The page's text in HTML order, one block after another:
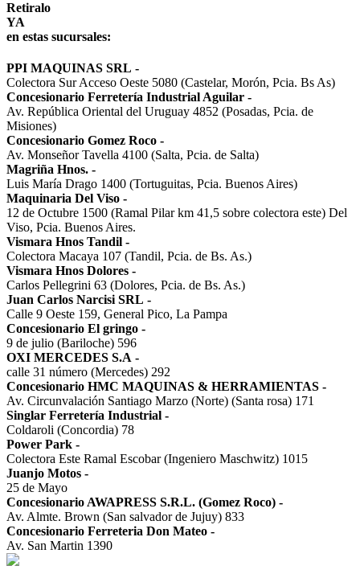
Retiralo
YA
en estas sucursales:
PPI MAQUINAS SRL -
Colectora Sur Acceso Oeste 5080 (Castelar, Morón, Pcia. Bs As)
Concesionario Ferretería Industrial Aguilar -
Av. República Oriental del Uruguay 4852 (Posadas, Pcia. de
Misiones)
Concesionario Gomez Roco -
Av. Monseñor Tavella 4100 (Salta, Pcia. de Salta)
Magriña Hnos. -
Luis María Drago 1400 (Tortuguitas, Pcia. Buenos Aires)
Maquinaria Del Viso -
12 de Octubre 1500 (Ramal Pilar km 41,5 sobre colectora este) Del
Viso, Pcia. Buenos Aires.
Vismara Hnos Tandil -
Colectora Macaya 107 (Tandil, Pcia. de Bs. As.)
Vismara Hnos Dolores -
Carlos Pellegrini 63 (Dolores, Pcia. de Bs. As.)
Juan Carlos Narcisi SRL -
Calle 9 Oeste 159, General Pico, La Pampa
Concesionario El gringo -
9 de julio (Bariloche) 596
OXI MERCEDES S.A -
calle 31 número (Mercedes) 292
Concesionario HMC MAQUINAS & HERRAMIENTAS -
Av. Circunvalación Santiago Marzo (Norte) (Santa rosa) 171
Singlar Ferretería Industrial -
Coldaroli (Concordia) 78
Power Park -
Colectora Este Ramal Escobar (Ingeniero Maschwitz) 1015
Juanjo Motos -
25 de Mayo
Concesionario AWAPRESS S.R.L. (Gomez Roco) -
Av. Almte. Brown (San salvador de Jujuy) 833
Concesionario Ferreteria Don Mateo -
Av. San Martin 1390